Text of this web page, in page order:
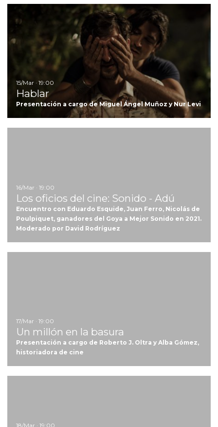
15/Mar · 19:00
Hablar
Presentación a cargo de Miguel Ángel Muñoz y Nur Levi
16/Mar · 19:00
Los oficios del cine: Sonido - Adú
Encuentro con Eduardo Esquide, Juan Ferro, Nicolás de
Poulpiquet, ganadores del Goya a Mejor Sonido en 2021.
Moderado por David Rodríguez
17/Mar · 19:00
Un millón en la basura
Presentación a cargo de Roberto J. Oltra y Alba Gómez,
historiadora de cine
18/Mar · 19:00